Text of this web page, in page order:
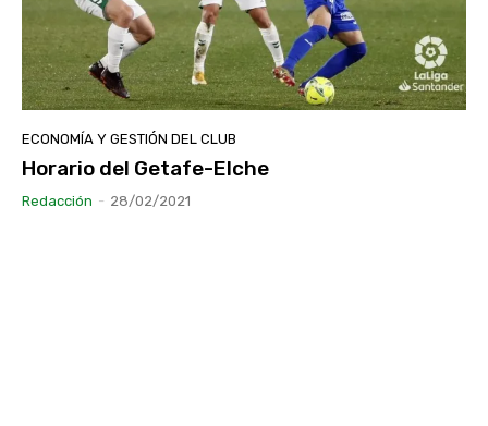
ECONOMÍA Y GESTIÓN DEL CLUB
Horario del Getafe-Elche
Redacción - 28/02/2021